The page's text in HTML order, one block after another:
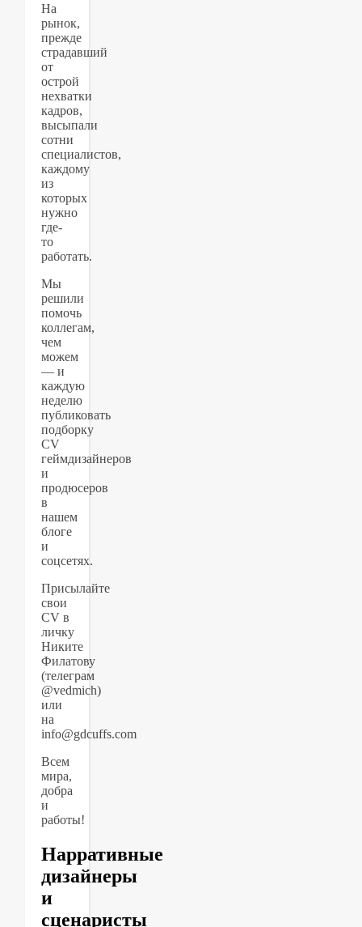
На
рынок,
прежде
страдавший
от
острой
нехватки
кадров,
высыпали
сотни
специалистов,
каждому
из
которых
нужно
где-
то
работать.
Мы
решили
помочь
коллегам,
чем
можем
— и
каждую
неделю
публиковать
подборку
CV
геймдизайнеров
и
продюсеров
в
нашем
блоге
и
соцсетях.
Присылайте
свои
CV в
личку
Никите
Филатову
(телеграм
@vedmich)
или
на
info@gdcuffs.com
Всем
мира,
добра
и
работы!
Нарративные
дизайнеры
и
сценаристы